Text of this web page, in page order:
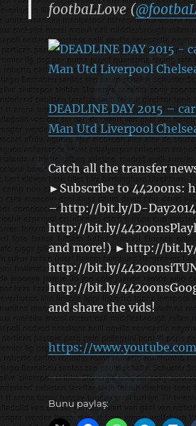
footbaLLove (
DEADLINE DAY 2015 –
Man Utd Liverpool
Catch all the transfer
►Subscribe to 442oons:
– http://bit.ly/D-
http://bit.ly/
and more!) ►http://bit.ly/
http://bit.ly/
http://bit.ly/
and share the vids!
https://
Bunu paylaş: